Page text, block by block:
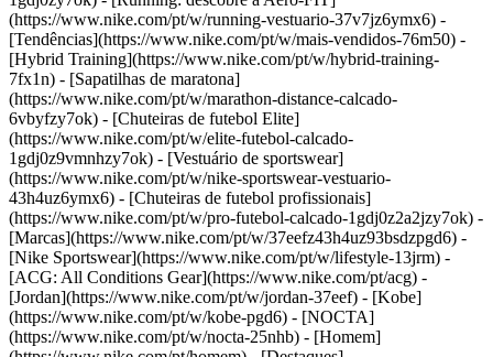
(https://www.nike.com/pt/w/running-vestuario-37v7jz6ymx6) -
[Tendências](https://www.nike.com/pt/w/mais-vendidos-76m50) -
[Hybrid Training](https://www.nike.com/pt/w/hybrid-training-
7fx1n) - [Sapatilhas de maratona]
(https://www.nike.com/pt/w/marathon-distance-calcado-
6vbyfzy7ok) - [Chuteiras de futebol Elite]
(https://www.nike.com/pt/w/elite-futebol-calcado-
1gdj0z9vmnhzy7ok) - [Vestuário de sportswear]
(https://www.nike.com/pt/w/nike-sportswear-vestuario-
43h4uz6ymx6) - [Chuteiras de futebol profissionais]
(https://www.nike.com/pt/w/pro-futebol-calcado-1gdj0z2a2jzy7ok) -
[Marcas](https://www.nike.com/pt/w/37eefz43h4uz93bsdzpgd6) -
[Nike Sportswear](https://www.nike.com/pt/w/lifestyle-13jrm) -
[ACG: All Conditions Gear](https://www.nike.com/pt/acg) -
[Jordan](https://www.nike.com/pt/w/jordan-37eef) - [Kobe]
(https://www.nike.com/pt/w/kobe-pgd6) - [NOCTA]
(https://www.nike.com/pt/w/nocta-25nhb) - [Homem]